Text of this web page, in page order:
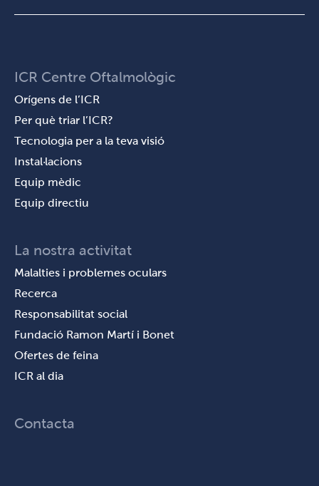
ICR Centre Oftalmològic
Orígens de l’ICR
Per què triar l’ICR?
Tecnologia per a la teva visió
Instal·lacions
Equip mèdic
Equip directiu
La nostra activitat
Malalties i problemes oculars
Recerca
Responsabilitat social
Fundació Ramon Martí i Bonet
Ofertes de feina
ICR al dia
Contacta